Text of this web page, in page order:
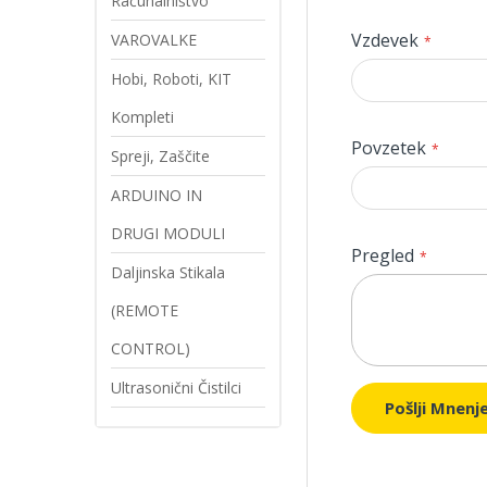
Vzdevek
Povzetek
Pregled
Pošlji
VAROVALKE
Hobi, Roboti, KIT
Kompleti
Spreji, Zaščite
ARDUINO IN
DRUGI MODULI
Daljinska Stikala
(REMOTE
CONTROL)
Ultrasonični Čistilci